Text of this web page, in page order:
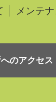
メンテ
のアクセス